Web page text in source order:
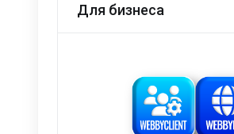
Для бизнеса